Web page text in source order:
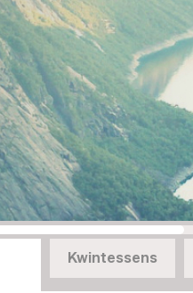
Kwintessens